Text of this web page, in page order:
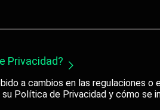
Privacidad?
a cambios en las regulaciones o
Política de Privacidad y cómo se